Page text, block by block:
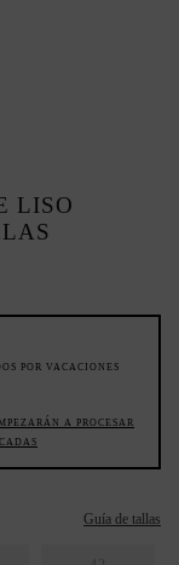
LISO
POR VACACIONES
A PROCESAR
Guía de tallas